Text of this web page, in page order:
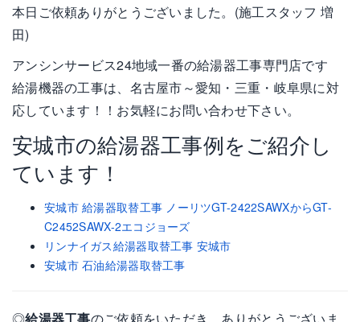
本日ご依頼ありがとうございました。(施工スタッフ 増
田)
アンシンサービス24地域一番の給湯器工事専門店です
給湯機器の工事は、名古屋市～愛知・三重・岐阜県に対
応しています！！お気軽にお問い合わせ下さい。
安城市の給湯器工事例をご紹介し
ています！
安城市 給湯器取替工事 ノーリツGT-2422SAWXからGT-
C2452SAWX-2エコジョーズ
リンナイガス給湯器取替工事 安城市
安城市 石油給湯器取替工事